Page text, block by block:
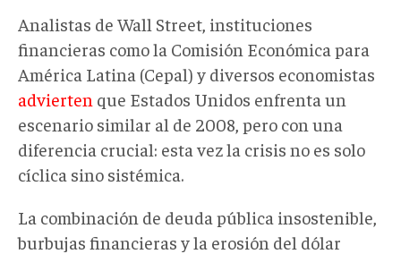
Analistas de Wall Street, instituciones
financieras como la Comisión Económica para
América Latina (Cepal) y diversos economistas
advierten que Estados Unidos enfrenta un
escenario similar al de 2008, pero con una
diferencia crucial: esta vez la crisis no es solo
cíclica sino sistémica.
La combinación de deuda pública insostenible,
burbujas financieras y la erosión del dólar